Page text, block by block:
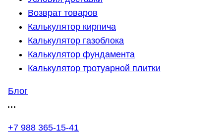
Возврат товаров
Калькулятор кирпича
Калькулятор газоблока
Калькулятор фундамента
Калькулятор тротуарной плитки
Блог
+7 988 365-15-41